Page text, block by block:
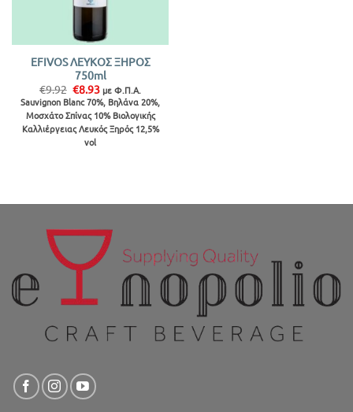
EFIVOS ΛΕΥΚΟΣ ΞΗΡΟΣ
750ml
€9.92 Original
price
was:
€9.92.
€8.93Η
τρέχουσα
τιμή
είναι:
€8.93.
με Φ.Π.Α.
Sauvignon Blanc 70%, Bηλάνα 20%,
Μοσχάτο Σπίνας 10% Βιολογικής
Καλλιέργειας Λευκός Ξηρός 12,5%
vol